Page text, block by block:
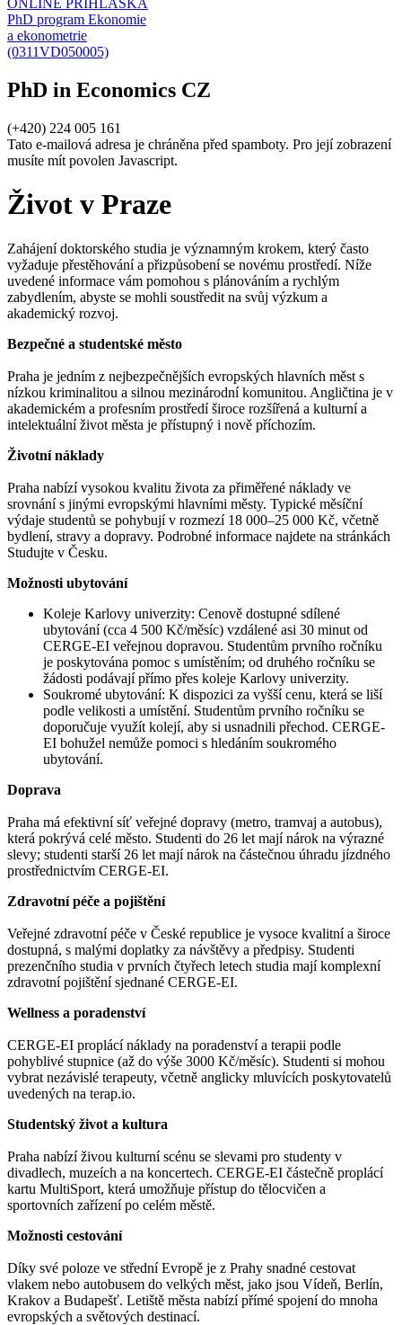
ONLINE PŘIHLÁŠKA
PhD program Ekonomie
a ekonometrie
(0311VD050005)
PhD in Economics CZ
(+420) 224 005 161
Tato e-mailová adresa je chráněna před spamboty. Pro její zobrazení
musíte mít povolen Javascript.
Život v Praze
Zahájení doktorského studia je významným krokem, který často
vyžaduje přestěhování a přizpůsobení se novému prostředí. Níže
uvedené informace vám pomohou s plánováním a rychlým
zabydlením, abyste se mohli soustředit na svůj výzkum a
akademický rozvoj.
Bezpečné a studentské město
Praha je jedním z nejbezpečnějších evropských hlavních měst s
nízkou kriminalitou a silnou mezinárodní komunitou. Angličtina je v
akademickém a profesním prostředí široce rozšířená a kulturní a
intelektuální život města je přístupný i nově příchozím.
Životní náklady
Praha nabízí vysokou kvalitu života za přiměřené náklady ve
srovnání s jinými evropskými hlavními městy. Typické měsíční
výdaje studentů se pohybují v rozmezí 18 000–25 000 Kč, včetně
bydlení, stravy a dopravy. Podrobné informace najdete na stránkách
Studujte v Česku.
Možnosti ubytování
Koleje Karlovy univerzity: Cenově dostupné sdílené
ubytování (cca 4 500 Kč/měsíc) vzdálené asi 30 minut od
CERGE-EI veřejnou dopravou. Studentům prvního ročníku
je poskytována pomoc s umístěním; od druhého ročníku se
žádosti podávají přímo přes koleje Karlovy univerzity.
Soukromé ubytování: K dispozici za vyšší cenu, která se liší
podle velikosti a umístění. Studentům prvního ročníku se
doporučuje využít kolejí, aby si usnadnili přechod. CERGE-
EI bohužel nemůže pomoci s hledáním soukromého
ubytování.
Doprava
Praha má efektivní síť veřejné dopravy (metro, tramvaj a autobus),
která pokrývá celé město. Studenti do 26 let mají nárok na výrazné
slevy; studenti starší 26 let mají nárok na částečnou úhradu jízdného
prostřednictvím CERGE-EI.
Zdravotní péče a pojištění
Veřejné zdravotní péče v České republice je vysoce kvalitní a široce
dostupná, s malými doplatky za návštěvy a předpisy. Studenti
prezenčního studia v prvních čtyřech letech studia mají komplexní
zdravotní pojištění sjednané CERGE-EI.
Wellness a poradenství
CERGE-EI proplácí náklady na poradenství a terapii podle
pohyblivé stupnice (až do výše 3000 Kč/měsíc). Studenti si mohou
vybrat nezávislé terapeuty, včetně anglicky mluvících poskytovatelů
uvedených na terap.io.
Studentský život a kultura
Praha nabízí živou kulturní scénu se slevami pro studenty v
divadlech, muzeích a na koncertech. CERGE-EI částečně proplácí
kartu MultiSport, která umožňuje přístup do tělocvičen a
sportovních zařízení po celém městě.
Možnosti cestování
Díky své poloze ve střední Evropě je z Prahy snadné cestovat
vlakem nebo autobusem do velkých měst, jako jsou Vídeň, Berlín,
Krakov a Budapešť. Letiště města nabízí přímé spojení do mnoha
evropských a světových destinací.